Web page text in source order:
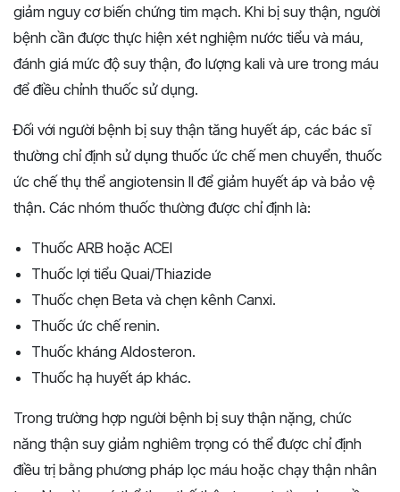
giảm nguy cơ biến chứng tim mạch. Khi bị suy thận, người
bệnh cần được thực hiện xét nghiệm nước tiểu và máu,
đánh giá mức độ suy thận, đo lượng kali và ure trong máu
để điều chỉnh thuốc sử dụng.
Đối với người bệnh bị suy thận tăng huyết áp, các bác sĩ
thường chỉ định sử dụng thuốc ức chế men chuyển, thuốc
ức chế thụ thể angiotensin II để giảm huyết áp và bảo vệ
thận. Các nhóm thuốc thường được chỉ định là:
Thuốc ARB hoặc ACEI
Thuốc lợi tiểu Quai/Thiazide
Thuốc chẹn Beta và chẹn kênh Canxi.
Thuốc ức chế renin.
Thuốc kháng Aldosteron.
Thuốc hạ huyết áp khác.
Trong trường hợp người bệnh bị suy thận nặng, chức
năng thận suy giảm nghiêm trọng có thể được chỉ định
điều trị bằng phương pháp lọc máu hoặc chạy thận nhân